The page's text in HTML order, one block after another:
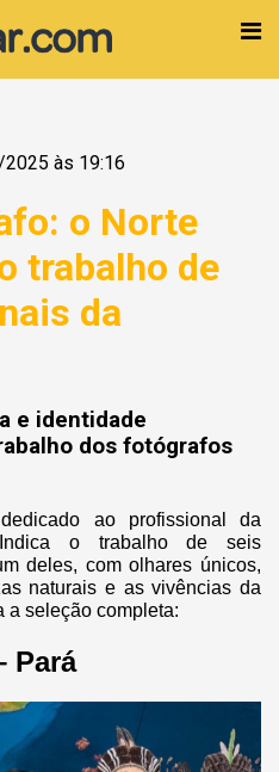
às 19:16
o Norte
trabalho de
da
e identidade
dos fotógrafos
ao profissional da
o trabalho de seis
deles, com olhares únicos,
naturais e as vivências da
a seleção completa:
Pará